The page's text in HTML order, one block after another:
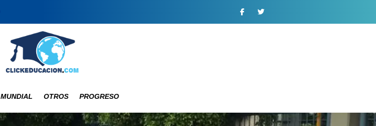
MUNDIAL OTROS PROGRESO